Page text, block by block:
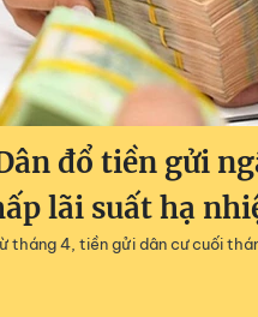
đổ tiền gửi
lãi suất hạ
tháng 4, tiền gửi dân cư cuối